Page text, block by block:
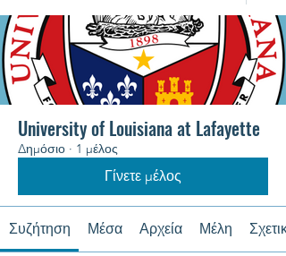
University of Louisiana at Lafayette
Δημόσιο · 1 μέλος
Γίνετε μέλος
Συζήτηση Μέσα Αρχεία Μέλη